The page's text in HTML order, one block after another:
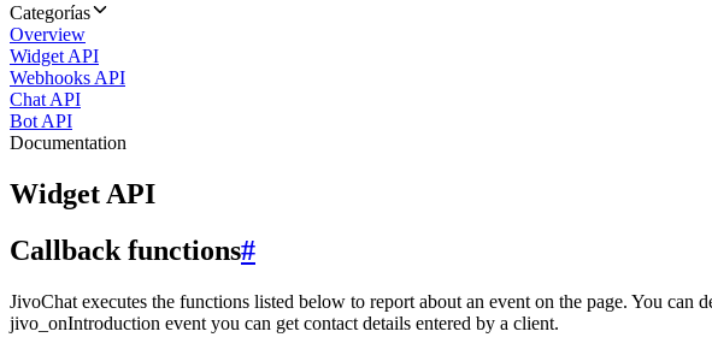
Categorías
Overview
Widget API
Webhooks API
Chat API
Bot API
Documentation
Widget API
Callback functions#
JivoChat executes the functions listed below to report about an event on the page. You
jivo_onIntroduction event you can get contact details entered by a client.